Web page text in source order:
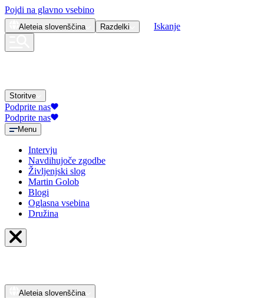
Pojdi na glavno vsebino
Aleteia slovenščina Razdelki Iskanje
Storitve
Podprite nas
Podprite nas
Menu
Intervju
Navdihujoče zgodbe
Življenjski slog
Martin Golob
Blogi
Oglasna vsebina
Družina
Aleteia slovenščina